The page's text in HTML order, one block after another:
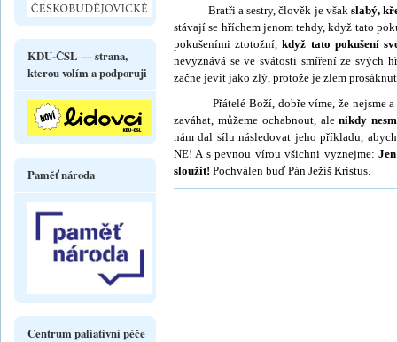
Bratři a sestry, člověk je však slabý,
stávají se hříchem jenom tehdy, když tato
pokušeními zto­tožní,když tato pokušení
nevyznává se ve svátosti smíření ze svých
začne jevit jako zlý, protože je zlem
Přátelé Boží, dobře víme, že nejsme a
zaváhat, můžeme ochabnout, alenikdy
nám dal sílu následovat jeho příkladu,
NE! A s pevnou vírou všichni vyznejme:
sloužit! Pochválen buď Pán Ježíš Kristus.
KDU-ČSL — strana,
kterou volím a podporuji
Paměť národa
Centrum paliativní péče